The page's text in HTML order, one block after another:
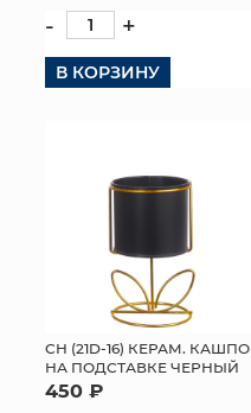
- +
В КОРЗИНУ
СН (21D-16) КЕРАМ. КАШПО
НА ПОДСТАВКЕ ЧЕРНЫЙ
450 ₽